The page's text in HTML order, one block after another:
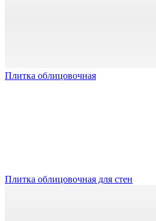
Плитка облицовочная
Плитка облицовочная для стен